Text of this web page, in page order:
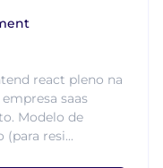
react pleno na
saas
Modelo de
resi...